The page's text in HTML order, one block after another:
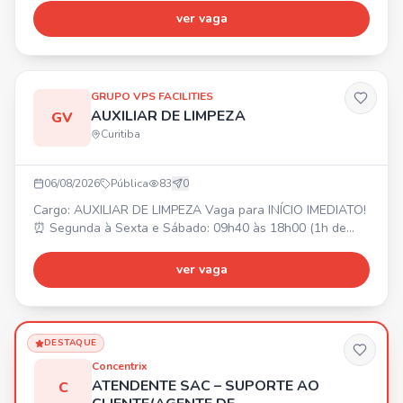
💰 Salário: A partir de R$ 1.700,00. 🎁 Benefícios: Cartão
alimentação (bonificação de R$300 a R$500 por
ver vaga
GV
GRUPO VPS FACILITIES
AUXILIAR DE LIMPEZA
Curitiba
06/08/2026 Pública 83 0
Cargo: AUXILIAR DE LIMPEZA Vaga para INÍCIO IMEDIATO!
⏰ Segunda à Sexta e Sábado: 09h40 às 18h00 (1h de
1.900,00. 🎁 BENEFÍCIOS: Alimentação R$ 494,00 (no
local) e Vale Transporte (para quem optar). Envie seu
ver vaga
DESTAQUE
C
Concentrix
ATENDENTE SAC – SUPORTE AO